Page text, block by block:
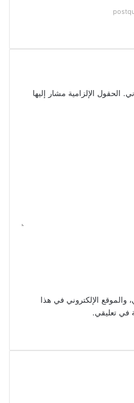
الحقول الإلزامية مشار إليها
والموقع الإلكتروني في هذا
في تعليقي.